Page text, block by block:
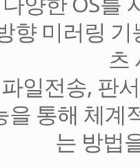
향 미러링
츠
일전송, 판
을 통해 체계
는 방법